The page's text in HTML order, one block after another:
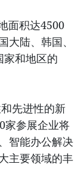
面积达4500
陆、韩国、
家和地区的
先进性的新
家参展企业将
智能办公解决
主要领域的丰